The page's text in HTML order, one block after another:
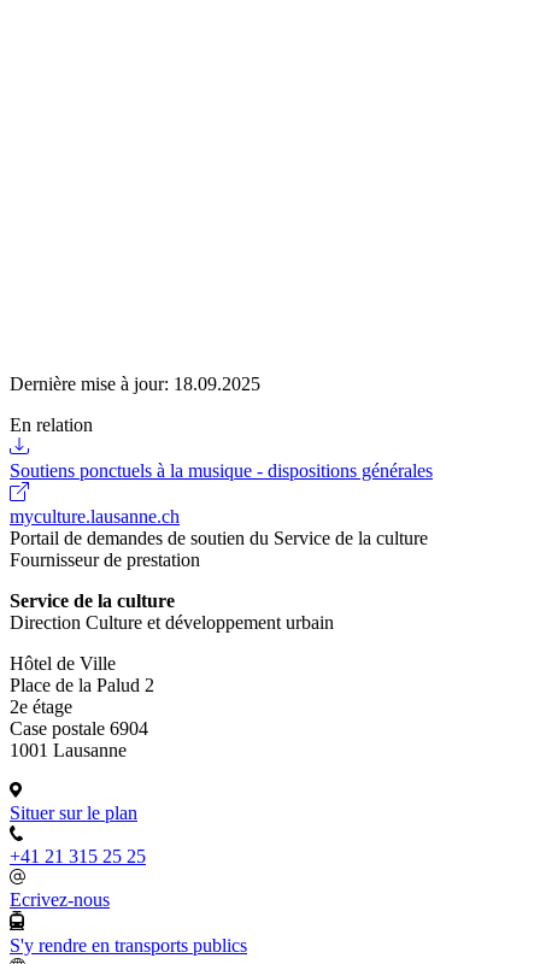
Dernière mise à jour: 18.09.2025
En relation
Soutiens ponctuels à la musique - dispositions générales
myculture.lausanne.ch
Portail de demandes de soutien du Service de la culture
Fournisseur de prestation
Service de la culture
Direction Culture et développement urbain
Hôtel de Ville
Place de la Palud 2
2e étage
Case postale 6904
1001 Lausanne
Situer sur le plan
+41 21 315 25 25
Ecrivez-nous
S'y rendre en transports publics